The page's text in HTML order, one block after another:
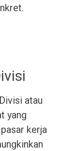
atau
yang
kerja